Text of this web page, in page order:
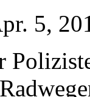
5,